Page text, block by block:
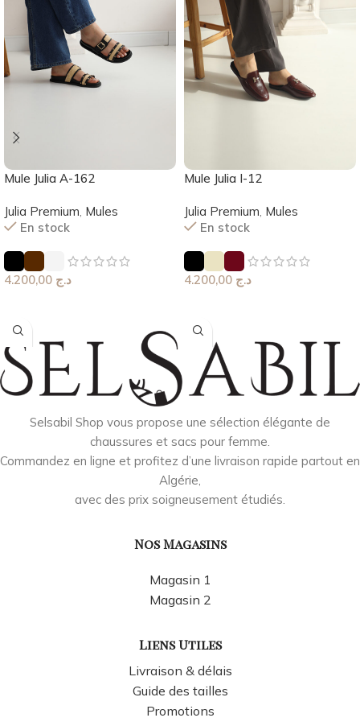
Mule Julia A-162
Julia Premium, Mules
En stock
د.ج
Mule Julia I-12
Julia Premium, Mules
En stock
د.ج
Selsabil Shop vous propose une sélection élégante de
chaussures et sacs pour femme.
Commandez en ligne et profitez d’une livraison rapide partout en
Algérie,
avec des prix soigneusement étudiés.
Nos Magasins
Magasin 1
Magasin 2
Liens Utiles
Livraison & délais
Guide des tailles
Promotions